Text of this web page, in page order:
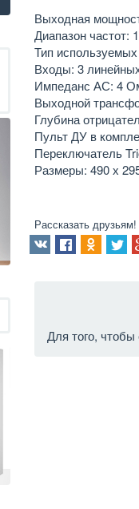
Выходная
Диапазон частот:
Тип
Входы: 3
Импеданс АС: 4
Выходной
Глубина
Пульт ДУ в
Переключатель
Размеры: 490 х
Рассказать друзьям!
Для того,